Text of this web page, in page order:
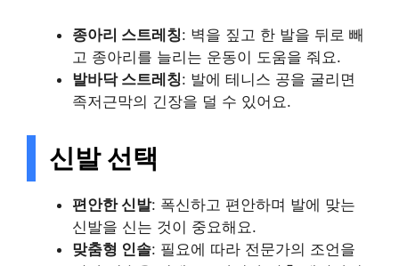
종아리 스트레칭: 벽을 짚고 한 발을 뒤로 빼
고 종아리를 늘리는 운동이 도움을 줘요.
발바닥 스트레칭: 발에 테니스 공을 굴리면
족저근막의 긴장을 덜 수 있어요.
신발 선택
편안한 신발: 폭신하고 편안하며 발에 맞는
신발을 신는 것이 중요해요.
맞춤형 인솔: 필요에 따라 전문가의 조언을